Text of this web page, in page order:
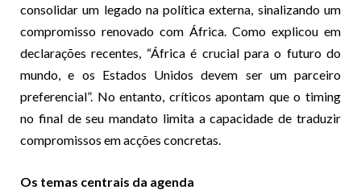
consolidar um legado na política externa, sinalizando um
compromisso renovado com África. Como explicou em
declarações recentes, “África é crucial para o futuro do
mundo, e os Estados Unidos devem ser um parceiro
preferencial”. No entanto, críticos apontam que o timing
no final de seu mandato limita a capacidade de traduzir
compromissos em acções concretas.
Os temas centrais da agenda